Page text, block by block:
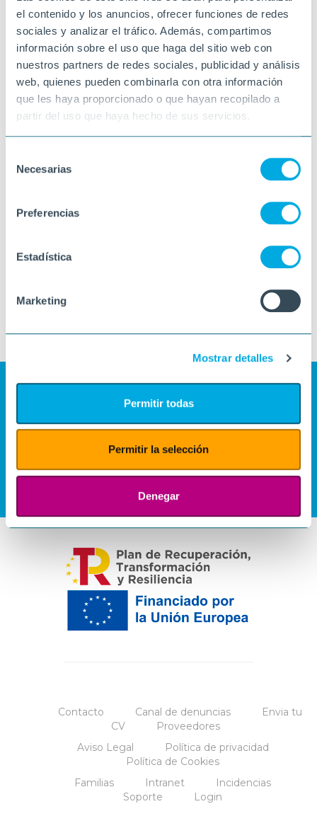
el contenido y los anuncios, ofrecer funciones de redes
sociales y analizar el tráfico. Además, compartimos
información sobre el uso que haga del sitio web con
nuestros partners de redes sociales, publicidad y análisis
web, quienes pueden combinarla con otra información
que les haya proporcionado o que hayan recopilado a
partir del uso que haya hecho de sus servicios.
Necesarias
Preferencias
Estadística
Marketing
Mostrar detalles
Permitir todas
Permitir la selección
Denegar
Contacto Canal de denuncias
Envia tu
CV
Proveedores
Aviso Legal
Política de privacidad
Política de Cookies
Familias
Intranet
Incidencias
Soporte
Login